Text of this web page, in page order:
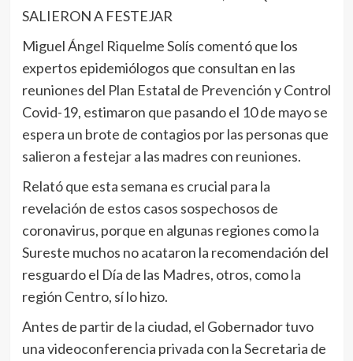
SALIERON A FESTEJAR
Miguel Ángel Riquelme Solís comentó que los
expertos epidemiólogos que consultan en las
reuniones del Plan Estatal de Prevención y Control
Covid-19, estimaron que pasando el 10 de mayo se
espera un brote de contagios por las personas que
salieron a festejar a las madres con reuniones.
Relató que esta semana es crucial para la
revelación de estos casos sospechosos de
coronavirus, porque en algunas regiones como la
Sureste muchos no acataron la recomendación del
resguardo el Día de las Madres, otros, como la
región Centro, sí lo hizo.
Antes de partir de la ciudad, el Gobernador tuvo
una videoconferencia privada con la Secretaria de